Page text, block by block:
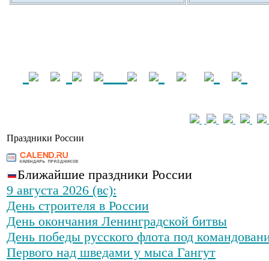
Праздники России
Ближайшие праздники России
9 августа 2026 (вс):
День строителя в России
День окончания Ленинградской битвы
День победы русского флота под
Первого над шведами у мыса Гангут